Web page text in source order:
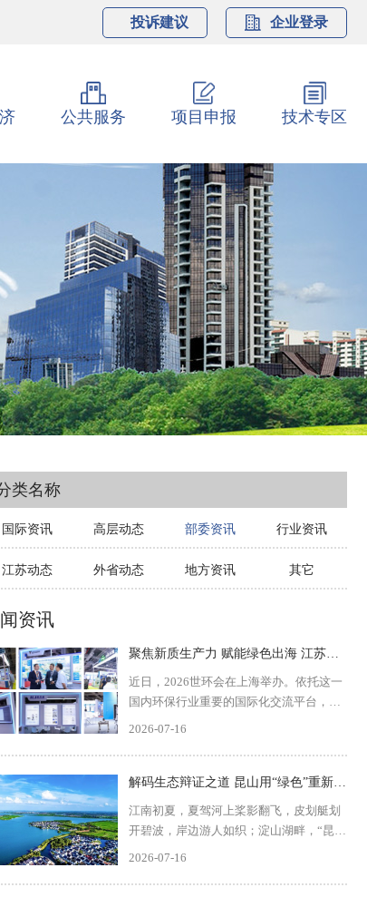
投诉建议 企业登录
公共服务 项目申报 技术专区
类名称
国际资讯 高层动态 部委资讯 行业资讯
江苏动态 外省动态 地方资讯 其它
资讯
聚焦新质生产力 赋能绿色出海 江苏环保产业组团亮相2026世环会
近日，2026世环会在上海举办。依托这一
国内环保行业重要的国际化交流平台，江
苏省环保产业研究会、江苏省环境保护产
集中展示区域环...
2026-07-16
解码生态辩证之道 昆山用“绿色”重新定义城市
江南初夏，夏驾河上桨影翻飞，皮划艇划
开碧波，岸边游人如织；淀山湖畔，“昆山
之链”串起田园与古镇，骑行者的笑声散落
2026-07-16